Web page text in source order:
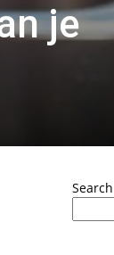
je
Search